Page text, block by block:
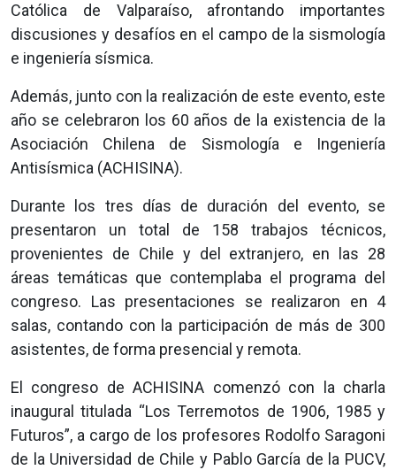
Católica de Valparaíso, afrontando importantes
discusiones y desafíos en el campo de la sismología
e ingeniería sísmica.
Además, junto con la realización de este evento, este
año se celebraron los 60 años de la existencia de la
Asociación Chilena de Sismología e Ingeniería
Antisísmica (ACHISINA).
Durante los tres días de duración del evento, se
presentaron un total de 158 trabajos técnicos,
provenientes de Chile y del extranjero, en las 28
áreas temáticas que contemplaba el programa del
congreso. Las presentaciones se realizaron en 4
salas, contando con la participación de más de 300
asistentes, de forma presencial y remota.
El congreso de ACHISINA comenzó con la charla
inaugural titulada “Los Terremotos de 1906, 1985 y
Futuros”, a cargo de los profesores Rodolfo Saragoni
de la Universidad de Chile y Pablo García de la PUCV,